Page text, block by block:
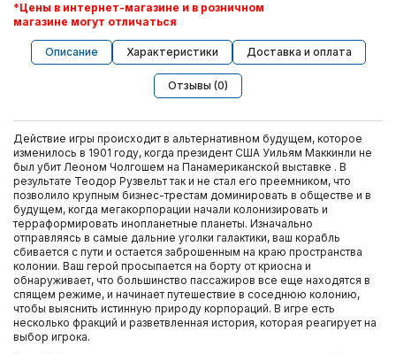
*Цены в интернет-магазине и в розничном
магазине могут отличаться
Описание Характеристики Доставка и оплата
Отзывы (0)
Действие игры происходит в альтернативном будущем, которое
изменилось в 1901 году, когда президент США Уильям Маккинли не
был убит Леоном Чолгошем на Панамериканской выставке . В
результате Теодор Рузвельт так и не стал его преемником, что
позволило крупным бизнес-трестам доминировать в обществе и в
будущем, когда мегакорпорации начали колонизировать и
терраформировать инопланетные планеты. Изначально
отправляясь в самые дальние уголки галактики, ваш корабль
сбивается с пути и остается заброшенным на краю пространства
колонии. Ваш герой просыпается на борту от криосна и
обнаруживает, что большинство пассажиров все еще находятся в
спящем режиме, и начинает путешествие в соседнюю колонию,
чтобы выяснить истинную природу корпораций. В игре есть
несколько фракций и разветвленная история, которая реагирует на
выбор игрока.